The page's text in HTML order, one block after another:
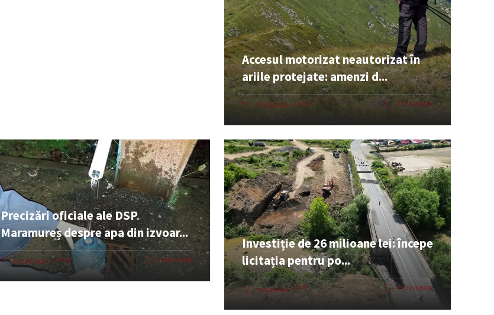
Accesul motorizat neautorizat în
ariile protejate: amenzi d...
07 AUG. 2026 UTILE 0 COMENTARII
Precizări oficiale ale DSP
Maramureș despre apa din izvoar...
07 AUG. 2026 UTILE 0 COMENTARII
Investiție de 26 milioane lei: începe
licitația pentru po...
07 AUG. 2026 ȘTIRI 0 COMENTARII